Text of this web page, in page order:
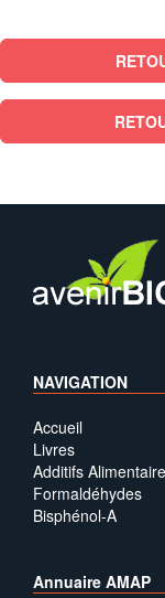
NAVIGATION
Accueil
Livres
Additifs
Formaldéhydes
Bisphénol-A
Annuaire AMAP